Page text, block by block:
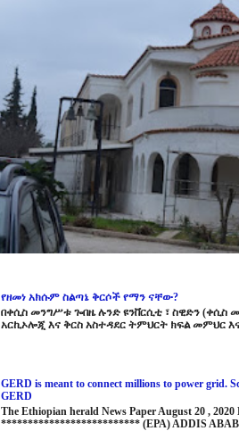
የዘመነ አክሱም ስልጣኔ ቅርሶች የማን ናቸው?
በቀሲስ መንግሥቱ ጐበዜ ሉንድ ዩንቨርሲቲ ፣ ስዊድን (ቀሲስ
አርኪኦሎጂ እና ቅርስ አስተዳደር ትምህርት ክፍል መምህር
GERD is meant to connect millions to power grid.
GERD
The Ethiopian herald News Paper August 20 ,
************************** (EPA) ADDIS